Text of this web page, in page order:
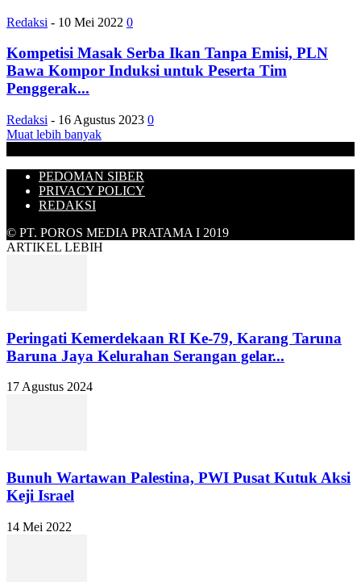
Redaksi - 10 Mei 2022 0
Kompetisi Masak Serba Ikan Tanpa Emisi, PLN
Bawa Kompor Induksi untuk Peserta Tim
Penggerak...
Redaksi - 16 Agustus 2023 0
Muat lebih banyak
PEDOMAN SIBER
PRIVACY POLICY
REDAKSI
© PT. POROS MEDIA PRATAMA I 2019
ARTIKEL LEBIH
Peringati Kemerdekaan RI Ke-79, Karang Taruna
Baruna Jaya Kelurahan Serangan gelar...
17 Agustus 2024
Bunuh Wartawan Palestina, PWI Pusat Kutuk Aksi
Keji Israel
14 Mei 2022